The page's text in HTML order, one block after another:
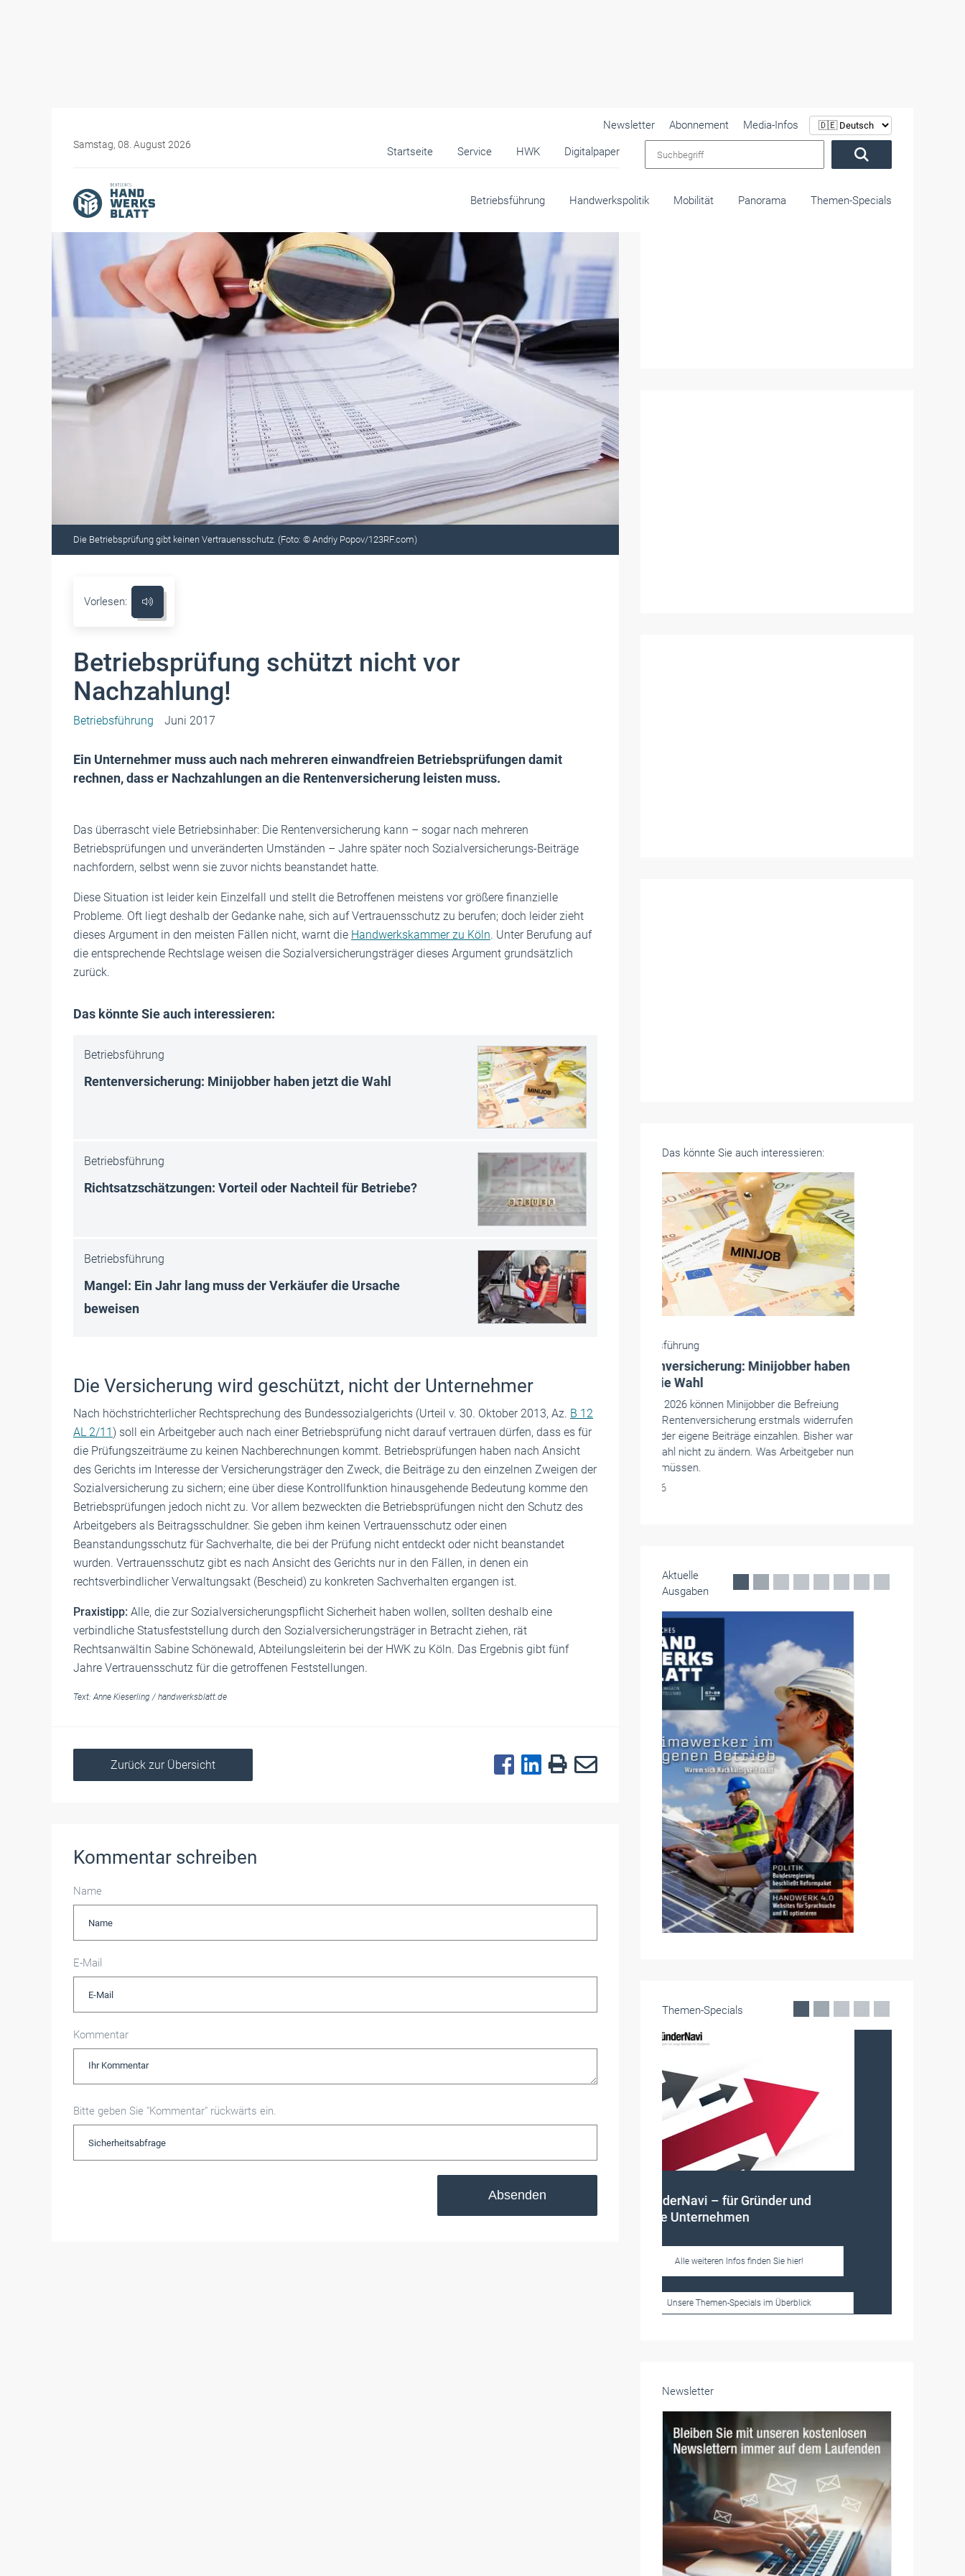
Samstag, 08. August 2026
Startseite Service HWK Digitalpaper
Newsletter Abonnement
Media-Infos
Betriebsführung Handwerkspolitik Mobilität Panorama Themen-Specials
Die Betriebsprüfung gibt keinen Vertrauensschutz. (Foto: © Andriy Popov/123RF.com)
Vorlesen:
Betriebsprüfung schützt nicht vor
Nachzahlung!
Betriebsführung Juni 2017
Ein Unternehmer muss auch nach mehreren einwandfreien Betriebsprüfungen damit
rechnen, dass er Nachzahlungen an die Rentenversicherung leisten muss.
Das überrascht viele Betriebsinhaber: Die Rentenversicherung kann – sogar nach mehreren
Betriebsprüfungen und unveränderten Umständen – Jahre später noch Sozialversicherungs-Beiträge
nachfordern, selbst wenn sie zuvor nichts beanstandet hatte.
Diese Situation ist leider kein Einzelfall und stellt die Betroffenen meistens vor größere finanzielle
Probleme. Oft liegt deshalb der Gedanke nahe, sich auf Vertrauensschutz zu berufen; doch leider zieht
dieses Argument in den meisten Fällen nicht, warnt die Handwerkskammer zu Köln. Unter Berufung auf
die entsprechende Rechtslage weisen die Sozialversicherungsträger dieses Argument grundsätzlich
zurück.
Das könnte Sie auch interessieren:
Betriebsführung
Rentenversicherung: Minijobber haben jetzt die Wahl
Betriebsführung
Richtsatzschätzungen: Vorteil oder Nachteil für Betriebe?
Betriebsführung
Mangel: Ein Jahr lang muss der Verkäufer die Ursache
beweisen
Die Versicherung wird geschützt, nicht der Unternehmer
Nach höchstrichterlicher Rechtsprechung des Bundessozialgerichts (Urteil v. 30. Oktober 2013, Az. B 12
AL 2/11) soll ein Arbeitgeber auch nach einer Betriebsprüfung nicht darauf vertrauen dürfen, dass es für
die Prüfungszeiträume zu keinen Nachberechnungen kommt. Betriebsprüfungen haben nach Ansicht
des Gerichts im Interesse der Versicherungsträger den Zweck, die Beiträge zu den einzelnen Zweigen der
Sozialversicherung zu sichern; eine über diese Kontrollfunktion hinausgehende Bedeutung komme den
Betriebsprüfungen jedoch nicht zu. Vor allem bezweckten die Betriebsprüfungen nicht den Schutz des
Arbeitgebers als Beitragsschuldner. Sie geben ihm keinen Vertrauensschutz oder einen
Beanstandungsschutz für Sachverhalte, die bei der Prüfung nicht entdeckt oder nicht beanstandet
wurden. Vertrauensschutz gibt es nach Ansicht des Gerichts nur in den Fällen, in denen ein
rechtsverbindlicher Verwaltungsakt (Bescheid) zu konkreten Sachverhalten ergangen ist.
Praxistipp: Alle, die zur Sozialversicherungspflicht Sicherheit haben wollen, sollten deshalb eine
verbindliche Statusfeststellung durch den Sozialversicherungsträger in Betracht ziehen, rät
Rechtsanwältin Sabine Schönewald, Abteilungsleiterin bei der HWK zu Köln. Das Ergebnis gibt fünf
Jahre Vertrauensschutz für die getroffenen Feststellungen.
Text:Anne Kieserling / handwerksblatt.de
Zurück zur Übersicht
Kommentar schreiben
Name
E-Mail
Kommentar
Bitte geben Sie "Kommentar" rückwärts ein.
Absenden
Das könnte Sie auch interessieren:
Betriebsführung
Richtsatzschätzungen: Vorteil oder
Nachteil für Betriebe?
Der Bundesfinanzhof rügt Richtsatzschätzungen
in zwei Urteilen – doch Finanzämter machen
weiter. Warum das auch ein Vorteil sein kann.
Und wie die Urteile dennoch helfen.
Mai 2026
Ausgaben
Frauen im Handwerk
Newsletter